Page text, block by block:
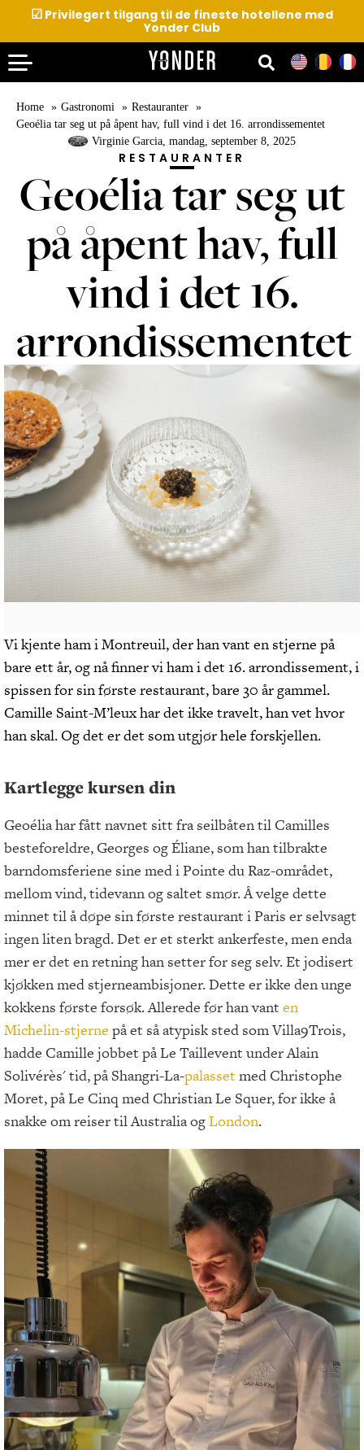
☑ Privilegert tilgang til de fineste hotellene med
Yonder Club
Home Gastronomi
Restauranter
Geoélia tar seg ut på åpent hav, full vind i det 16. arrondissementet
Virginie Garcia, mandag, september 8, 2025
RESTAURANTER
Geoélia tar seg ut
på åpent hav, full
vind i det 16.
arrondissementet
Vi kjente ham i Montreuil, der han vant en stjerne på
bare ett år, og nå finner vi ham i det 16. arrondissement, i
spissen for sin første restaurant, bare 30 år gammel.
Camille Saint-M’leux har det ikke travelt, han vet hvor
han skal. Og det er det som utgjør hele forskjellen.
Kartlegge kursen din
Geoélia har fått navnet sitt fra seilbåten til Camilles
besteforeldre, Georges og Éliane, som han tilbrakte
barndomsferiene sine med i Pointe du Raz-området,
mellom vind, tidevann og saltet smør. Å velge dette
minnet til å døpe sin første restaurant i Paris er selvsagt
ingen liten bragd. Det er et sterkt ankerfeste, men enda
mer er det en retning han setter for seg selv. Et jodisert
kjøkken med stjerneambisjoner. Dette er ikke den unge
kokkens første forsøk. Allerede før han vant en
Michelin-stjerne på et så atypisk sted som Villa9Trois,
hadde Camille jobbet på Le Taillevent under Alain
Solivérès' tid, på Shangri-La-palasset med Christophe
Moret, på Le Cinq med Christian Le Squer, for ikke å
snakke om reiser til Australia ogLondon.